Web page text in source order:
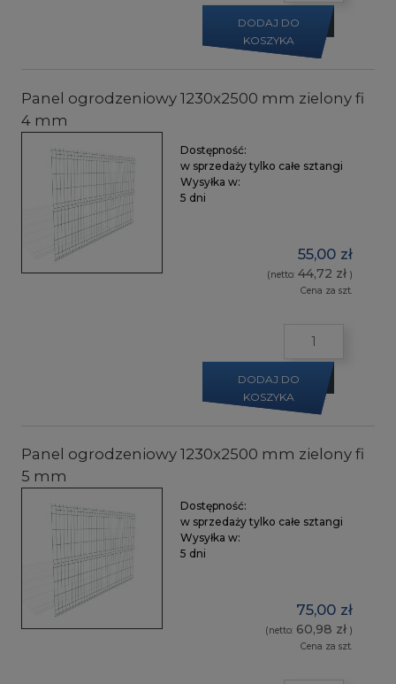
DODAJ DO
KOSZYKA
Panel ogrodzeniowy 1230x2500 mm zielony fi
4 mm
Dostępność:
w sprzedaży tylko całe sztangi
Wysyłka w:
5 dni
55,00 zł
(netto: 44,72 zł )
Cena za szt.
DODAJ DO
KOSZYKA
Panel ogrodzeniowy 1230x2500 mm zielony fi
5 mm
Dostępność:
w sprzedaży tylko całe sztangi
Wysyłka w:
5 dni
75,00 zł
(netto: 60,98 zł )
Cena za szt.